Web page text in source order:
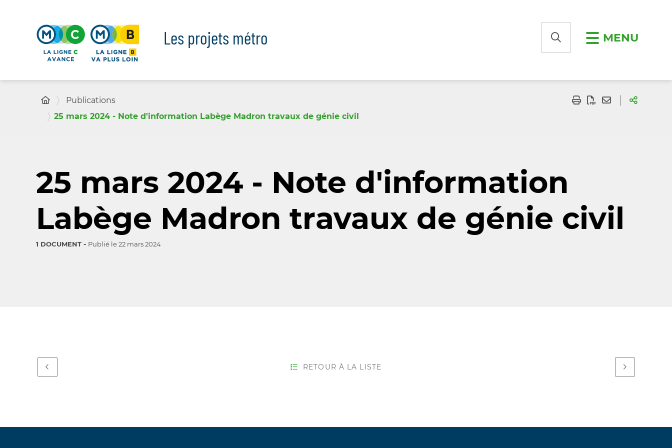
Les projets métro MENU
Publications
25 mars 2024 - Note d'information Labège Madron travaux de génie civil
25 mars 2024 - Note d'information
Labège Madron travaux de génie civil
1 DOCUMENT Publié le22 mars 2024
RETOUR À LA LISTE